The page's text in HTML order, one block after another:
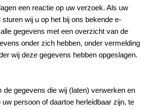
een reactie op uw verzoek. Als uw
wij u op het bij ons bekende e-
gegevens met een overzicht van de
onder zich hebben, onder vermelding
wij deze gegevens hebben opgeslagen.
de gegevens die wij (laten) verwerken en
persoon of daartoe herleidbaar zijn, te